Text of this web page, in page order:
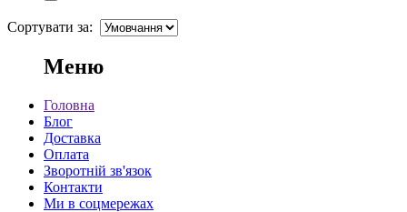
Сортувати за:
Меню
Головна
Блог
Доставка
Оплата
Зворотній зв'язок
Контакти
Ми в соцмережах